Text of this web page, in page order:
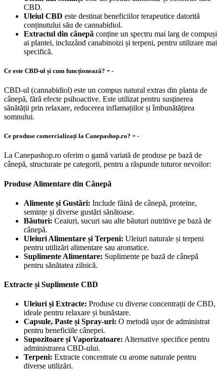
CBD.
Uleiul CBD este destinat beneficiilor terapeutice datorită
conținutului său de cannabidiol.
Extractul din cânepă conține un spectru mai larg de compuși
ai plantei, incluzând canabinoizi și terpeni, pentru utilizare mai
specifică.
Ce este CBD-ul și cum funcționează? + -
CBD-ul (cannabidiol) este un compus natural extras din planta de
cânepă, fără efecte psihoactive. Este utilizat pentru susținerea
sănătății prin relaxare, reducerea inflamațiilor și îmbunătățirea
somnului.
Ce produse comercializați la Canepashop.ro? + -
La Canepashop.ro oferim o gamă variată de produse pe bază de
cânepă, structurate pe categorii, pentru a răspunde tuturor nevoilor:
Produse Alimentare din Cânepă
Alimente și Gustări: Include făină de cânepă, proteine,
semințe și diverse gustări sănătoase.
Băuturi: Ceaiuri, sucuri sau alte băuturi nutritive pe bază de
cânepă.
Uleiuri Alimentare și Terpeni: Uleiuri naturale și terpeni
pentru utilizări alimentare sau aromatice.
Suplimente Alimentare: Suplimente pe bază de cânepă
pentru sănătatea zilnică.
Extracte și Suplimente CBD
Uleiuri și Extracte: Produse cu diverse concentrații de CBD,
ideale pentru relaxare și bunăstare.
Capsule, Paste și Spray-uri: O metodă ușor de administrat
pentru beneficiile cânepei.
Supozitoare și Vaporizatoare: Alternative specifice pentru
administrarea CBD-ului.
Terpeni: Extracte concentrate cu arome naturale pentru
diverse utilizări.